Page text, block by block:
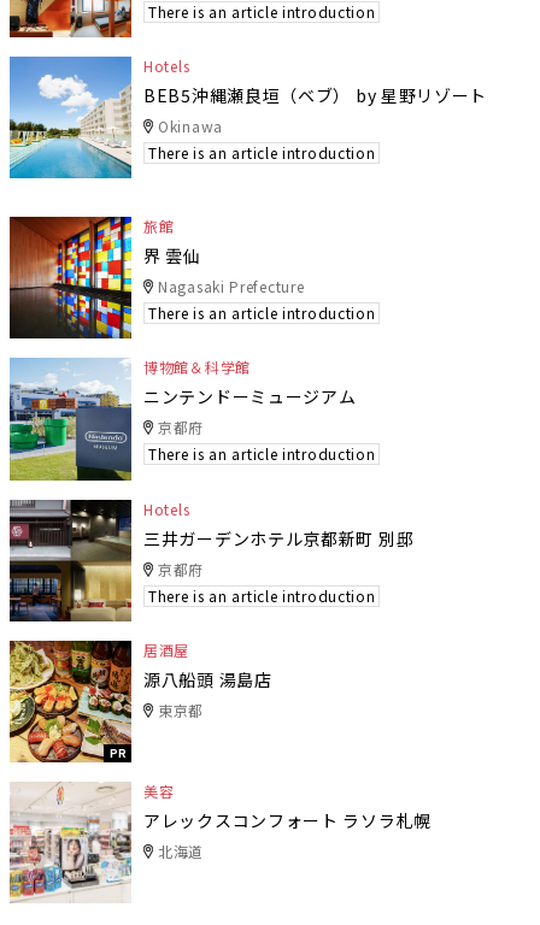
There is an article introduction
Hotels
BEB5沖縄瀬良垣（ベブ） by 星野リゾート
Okinawa
There is an article introduction
旅館
界 雲仙
Nagasaki Prefecture
There is an article introduction
博物館＆科学館
ニンテンドーミュージアム
京都府
There is an article introduction
Hotels
三井ガーデンホテル京都新町 別邸
京都府
There is an article introduction
PR
居酒屋
源八船頭 湯島店
東京都
美容
アレックスコンフォート ラソラ札幌
北海道